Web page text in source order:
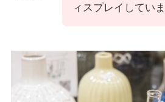
ィスプレイしていま